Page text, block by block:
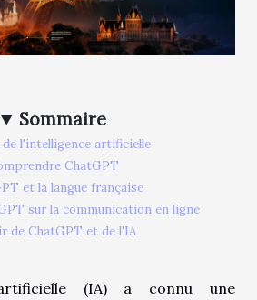
Sommaire
de l'intelligence artificielle
ChatGPT
et la langue française
sur la communication en ligne
de ChatGPT et de l'IA
(IA) a connu une